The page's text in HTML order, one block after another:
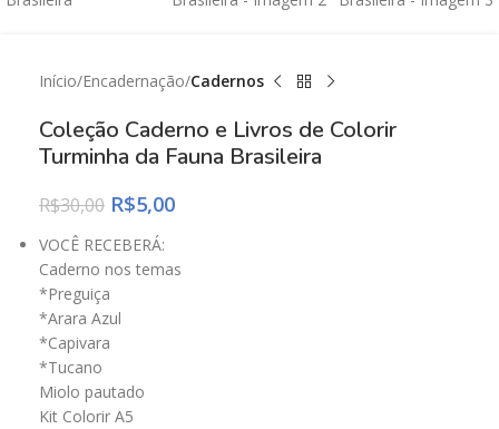
Início Encadernação Cadernos
Coleção Caderno e Livros de Colorir
Turminha da Fauna Brasileira
R$30,00 R$5,00
VOCÊ RECEBERÁ:
Caderno nos temas
*Preguiça
*Arara Azul
*Capivara
*Tucano
Miolo pautado
Kit Colorir A5